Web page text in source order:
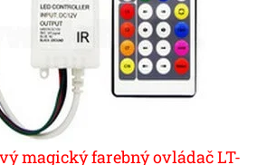
magický farebný ovládač LT-